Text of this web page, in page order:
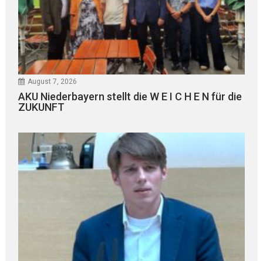
August 7, 2026
AKU Niederbayern stellt die W E I C H E N für die
ZUKUNFT